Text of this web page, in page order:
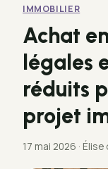
Déco
Immobilier
Jardinage
IMMOBILIER
Achat
légales
réduits
projet
17 mai 2026 · Élise